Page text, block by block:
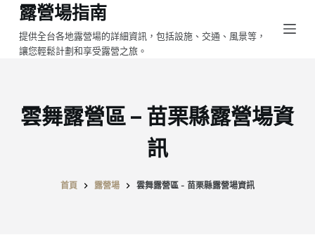
跳
至
主
容
露營場指南
提供全台各地露營場的詳細資訊，包括設施、交通、風景等，
讓您輕鬆計劃和享受露營之旅。
雲舞露營區 – 苗栗縣露營場資
訊
首頁 露營場 雲舞露營區 - 苗栗縣露營場資訊